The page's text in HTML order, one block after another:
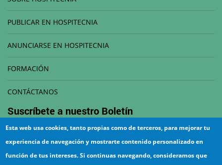
PUBLICAR EN HOSPITECNIA
ANUNCIARSE EN HOSPITECNIA
FORMACIÓN
CONTÁCTANOS
Suscríbete a nuestro Boletín
Esta web usa cookies, tanto propias como de terceros, para mejorar tu
experiencia de navegación y mostrarte contenido personalizado en
función de tus intereses. Si continuas navegando, consideramos que